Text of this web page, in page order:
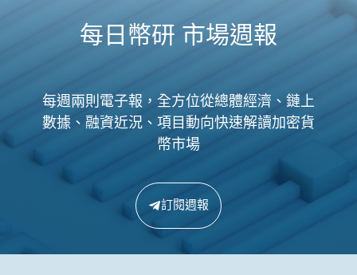
每日幣研 市場週報
每週兩則電子報，全方位從總體經濟、鏈上
數據、融資近況、項目動向快速解讀加密貨
幣市場
訂閱週報